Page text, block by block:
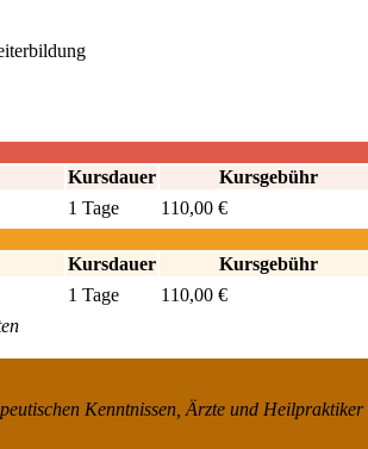
Kursdauer Kursgebühr
1 Tage 110,00 €
Kursdauer Kursgebühr
1 Tage 110,00 €
Kenntnissen, Ärzte und